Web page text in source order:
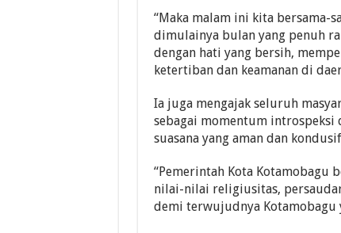
“Maka malam ini kita bersama-
dimulainya bulan yang penuh
dengan hati yang bersih,
ketertiban dan keamanan di
Ia juga mengajak seluruh
sebagai momentum introspeksi
suasana yang aman dan
“Pemerintah Kota Kotamobagu
nilai-nilai religiusitas,
demi terwujudnya Kotamobagu